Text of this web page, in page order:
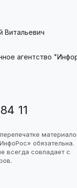
Витальевич
агентство
11
обязательна.
всегда совпадает с